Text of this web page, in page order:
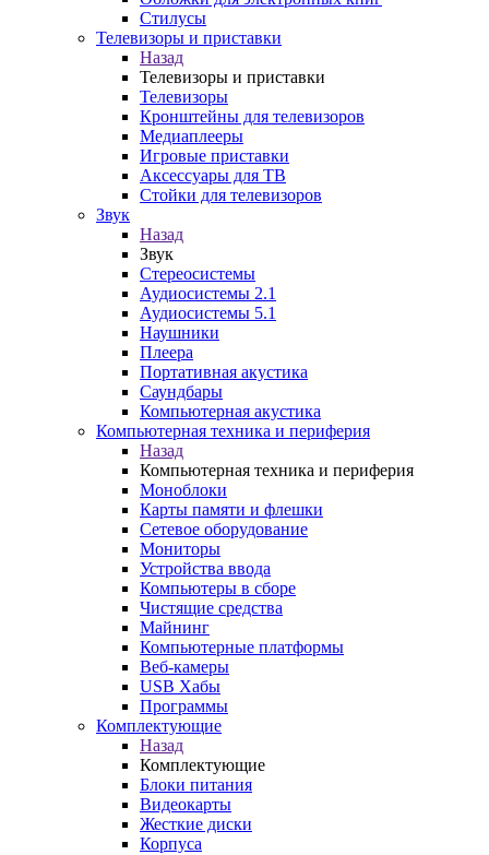
Стилусы
Телевизоры и приставки
Назад
Телевизоры и приставки
Телевизоры
Кронштейны для телевизоров
Медиаплееры
Игровые приставки
Аксессуары для ТВ
Стойки для телевизоров
Звук
Назад
Звук
Стереосистемы
Аудиосистемы 2.1
Аудиосистемы 5.1
Наушники
Плеера
Портативная акустика
Саундбары
Компьютерная акустика
Компьютерная техника и периферия
Назад
Компьютерная техника и периферия
Моноблоки
Карты памяти и флешки
Сетевое оборудование
Мониторы
Устройства ввода
Компьютеры в сборе
Чистящие средства
Майнинг
Компьютерные платформы
Веб-камеры
USB Хабы
Программы
Комплектующие
Назад
Комплектующие
Блоки питания
Видеокарты
Жесткие диски
Корпуса